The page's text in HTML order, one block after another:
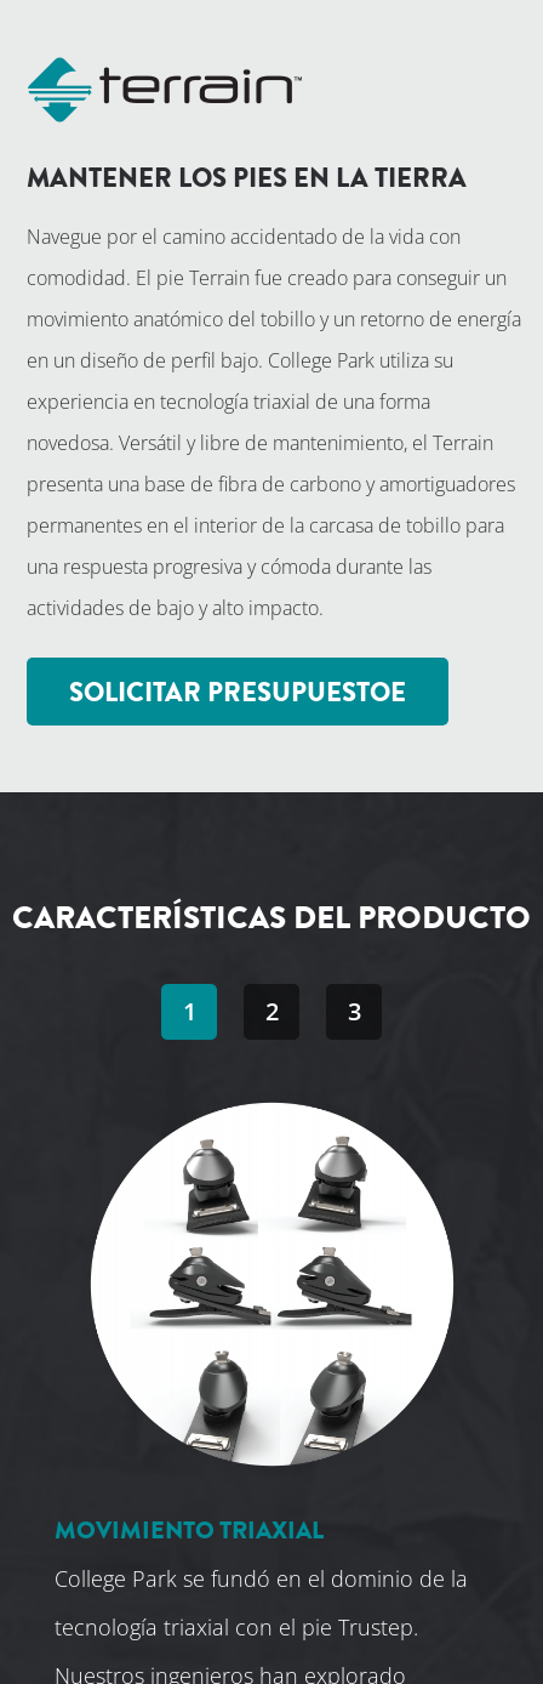
MANTENER LOS PIES EN LA TIERRA
Navegue por el camino accidentado de la vida con
comodidad. El pie Terrain fue creado para conseguir un
movimiento anatómico del tobillo y un retorno de energía
en un diseño de perfil bajo. College Park utiliza su
experiencia en tecnología triaxial de una forma
novedosa. Versátil y libre de mantenimiento, el Terrain
presenta una base de fibra de carbono y amortiguadores
permanentes en el interior de la carcasa de tobillo para
una respuesta progresiva y cómoda durante las
actividades de bajo y alto impacto.
SOLICITAR PRESUPUESTOE
CARACTERÍSTICAS DEL PRODUCTO
MOVIMIENTO TRIAXIAL
College Park se fundó en el dominio de la
tecnología triaxial con el pie Trustep.
Nuestros ingenieros han explorado
1 2 3